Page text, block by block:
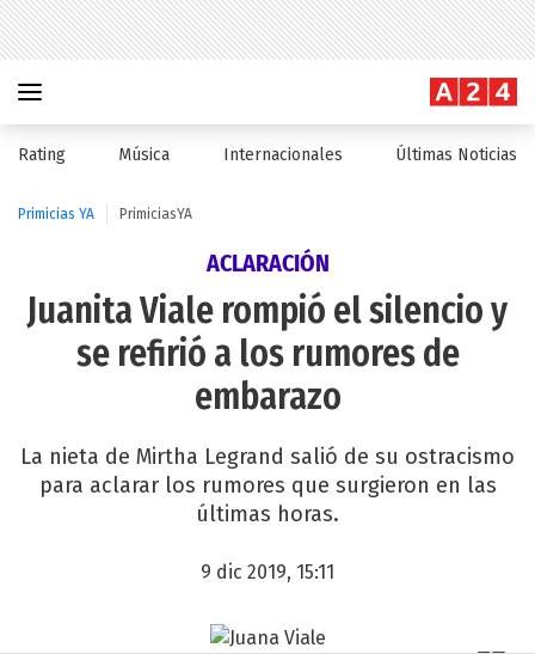
Rating Música Internacionales Últimas Noticias
Primicias YA PrimiciasYA
ACLARACIÓN
Juanita Viale rompió el silencio y
se refirió a los rumores de
embarazo
La nieta de Mirtha Legrand salió de su ostracismo
para aclarar los rumores que surgieron en las
últimas horas.
9 dic 2019, 15:11